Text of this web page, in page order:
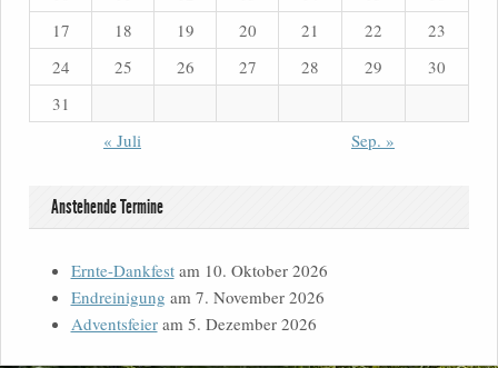
17
18 19 20 21 22
23
24
25 26 27 28 29
30
31
« Juli
Sep. »
Anstehende Termine
Ernte-Dankfestam 10. Oktober 2026
Endreinigung am 7. November 2026
Adventsfeieram 5. Dezember 2026